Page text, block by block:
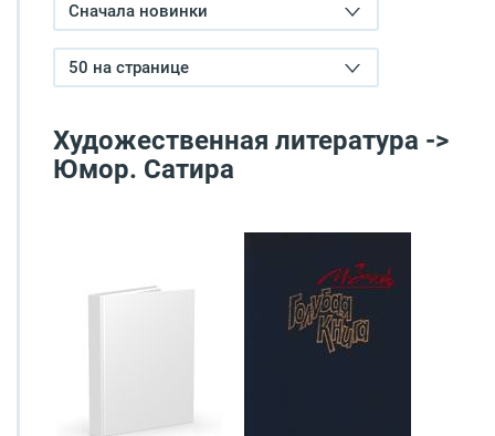
Сначала новинки
50 на странице
Художественная литература ->
Юмор. Сатира